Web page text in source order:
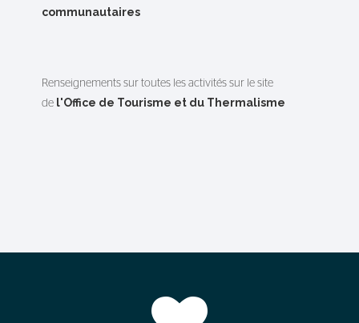
communautaires
Renseignements sur toutes les activités sur le site
de l'Office de Tourisme et du Thermalisme